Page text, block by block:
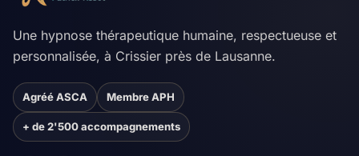
Une hypnose thérapeutique humaine, respectueuse et
personnalisée, à Crissier près de Lausanne.
Agréé ASCA Membre APH
+ de 2'500 accompagnements